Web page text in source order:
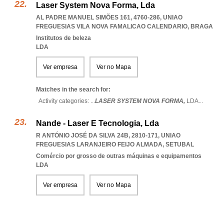
Laser System Nova Forma, Lda
AL PADRE MANUEL SIMÕES 161, 4760-286, UNIAO
FREGUESIAS VILA NOVA FAMALICAO CALENDARIO, BRAGA
Institutos de beleza
LDA
Ver empresa Ver no Mapa
Matches in the search for:
Activity categories: ...LASER SYSTEM NOVA FORMA, LDA...
Nande - Laser E Tecnologia, Lda
R ANTÓNIO JOSÉ DA SILVA 24B, 2810-171, UNIAO
FREGUESIAS LARANJEIRO FEIJO ALMADA, SETUBAL
Comércio por grosso de outras máquinas e equipamentos
LDA
Ver empresa Ver no Mapa